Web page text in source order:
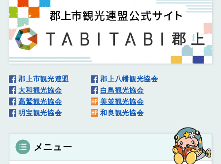
郡上市観光連盟
郡上八幡観光協会
大和観光協会
白鳥観光協会
高鷲観光協会
美並観光協会
明宝観光協会
和良観光協会
メニュー